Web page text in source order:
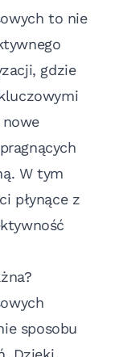
to nie
gdzie
W tym
płynące z
sposobu